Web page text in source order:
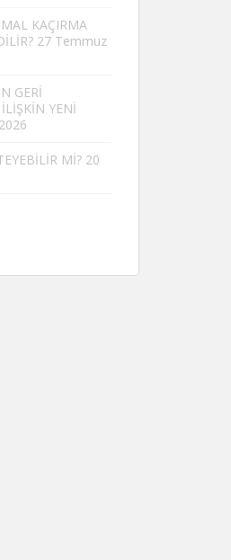
KAÇIRMA
27 Temmuz
GERİ
YENİ
Mİ? 20